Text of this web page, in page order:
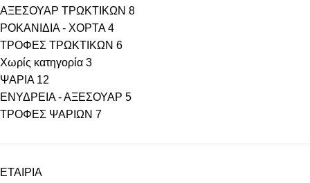
ΑΞΕΣΟΥΑΡ ΤΡΩΚΤΙΚΩΝ 8
ΡΟΚΑΝΙΔΙΑ - ΧΟΡΤΑ 4
ΤΡΟΦΕΣ ΤΡΩΚΤΙΚΩΝ 6
Χωρίς κατηγορία 3
ΨΑΡΙΑ 12
ΕΝΥΔΡΕΙΑ - ΑΞΕΣΟΥΑΡ 5
ΤΡΟΦΕΣ ΨΑΡΙΩΝ 7
ΕΤΑΙΡΙΑ